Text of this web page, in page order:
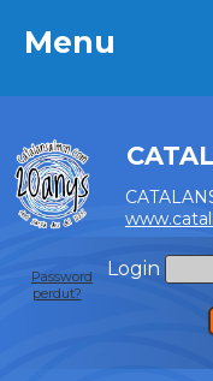
Menu
Login
Password
perdut?
Menu